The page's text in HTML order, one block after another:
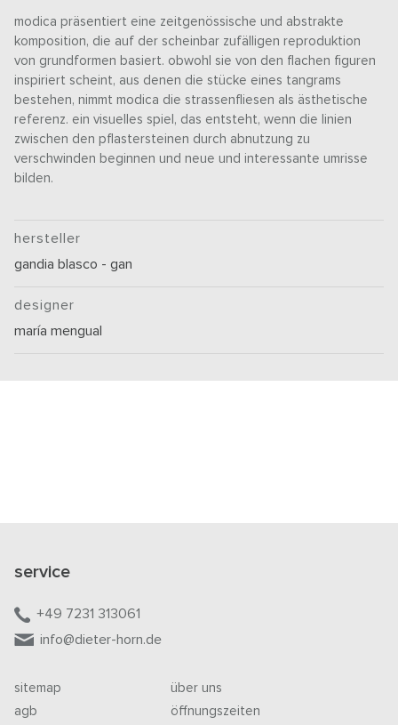
modica präsentiert eine zeitgenössische und abstrakte
komposition, die auf der scheinbar zufälligen reproduktion
von grundformen basiert. obwohl sie von den flachen figuren
inspiriert scheint, aus denen die stücke eines tangrams
bestehen, nimmt modica die strassenfliesen als ästhetische
referenz. ein visuelles spiel, das entsteht, wenn die linien
zwischen den pflastersteinen durch abnutzung zu
verschwinden beginnen und neue und interessante umrisse
bilden.
hersteller
gandia blasco - gan
designer
maría mengual
service
+49 7231 313061
info@dieter-horn.de
sitemap
agb
über uns
öffnungszeiten